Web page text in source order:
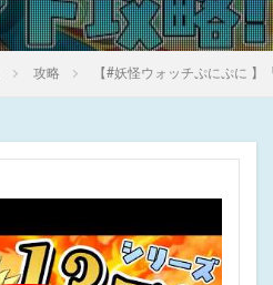
攻略 【#妖怪ウォッチぷにぷに